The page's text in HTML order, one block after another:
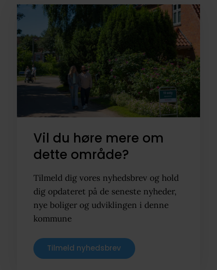
Vil du høre mere om
dette område?
Tilmeld dig vores nyhedsbrev og hold
dig opdateret på de seneste nyheder,
nye boliger og udviklingen i denne
kommune
Tilmeld nyhedsbrev